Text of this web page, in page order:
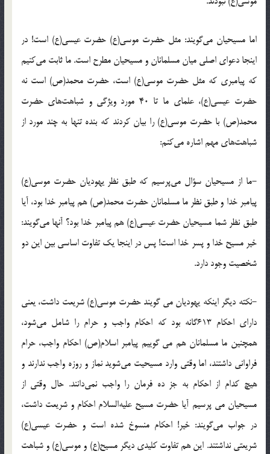
اما مسیحیان می‌گویند: مثل حضرت موسی(ع) حضرت عیسی(ع) است! در
اینجا دعوای اصلی میان مسلمانان و مسیحیان مطرح است. ما ثابت می‌کنیم
که پیامبری که مثل حضرت موسی(ع) است، حضرت محمد(ص) است نه
حضرت عیسی(ع)، علمای ما تا 40 مورد ویژگی‌ و شباهت‌های حضرت
محمد(ص) با حضرت موسی(ع) را بیان کردند که بنده تنها به چند مورد از
شباهت‌های مهم اشاره می‌کنم:
-ما از مسیحیان سؤال می‌پرسیم که طبق نظر یهودیان حضرت موسی(ع)
پیامبر خدا و طبق نظر ما مسلمانان حضرت محمد(ص) هم پیامبر خدا بود، آیا
طبق نظر شما مسیحیان حضرت عیسی(ع) هم پیامبر خدا بود؟ آنها می‌گویند:
خیر مسیح خدا و پسر خدا است! پس در اینجا یک تفاوت اساسی بین این دو
شخصیت وجود دارد.
-نکته دیگر اینکه یهودیان می گویند حضرت موسی(ع) شریعت داشت، یعنی
دارای احکام 613گانه بود که احکام واجب و حرام را شامل می‌شود،
همچنین ما مسلمانان هم می گوییم پیامبر اسلام(ص) احکام واجب، حرام
فراوانی داشتند، اما وقتی وارد مسیحیت می‌شوید نماز و روزه واجب ندارند و
هیچ کدام از احکام به جز ده فرمان را واجب نمی‌دانند. حال وقتی از
مسیحیان می پرسیم آیا حضرت مسیح علیه‌السلام احکام و شریعت داشت،
در جواب می‌گویند: خیر! احکام منسوخ شده است و حضرت عیسی(ع)
شریعتی نداشتند. این هم تفاوت کلیدی دیگر مسیح(ع) و موسی(ع) و شباهت